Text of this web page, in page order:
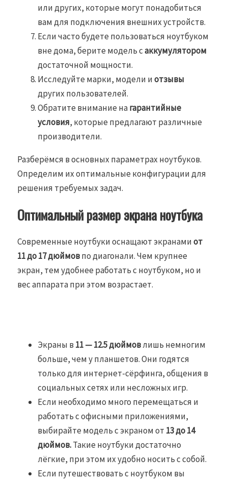
или других, которые могут понадобиться
вам для подключения внешних устройств.
Если часто будете пользоваться ноутбуком
вне дома, берите модель саккумулятором
достаточной мощности.
Исследуйте марки, модели иотзывы
других пользователей.
Обратите внимание нагарантийные
условия, которые предлагают различные
производители.
Разберёмся в основных параметрах ноутбуков.
Определим их оптимальные конфигурации для
решения требуемых задач.
Оптимальный размер экрана ноутбука
Современные ноутбуки оснащают экранамиот
11 до 17 дюймовпо диагонали. Чем крупнее
экран, тем удобнее работать с ноутбуком, но и
вес аппарата при этом возрастает.
Экраны в 11 — 12.5 дюймовлишь немногим
больше, чем у планшетов. Они годятся
только для интернет-сёрфинга, общения в
социальных сетях или несложных игр.
Если необходимо много перемещаться и
работать с офисными приложениями,
выбирайте модель с экраном от 13 до 14
дюймов.Такие ноутбуки достаточно
лёгкие, при этом их удобно носить с собой.
Если путешествовать с ноутбуком вы